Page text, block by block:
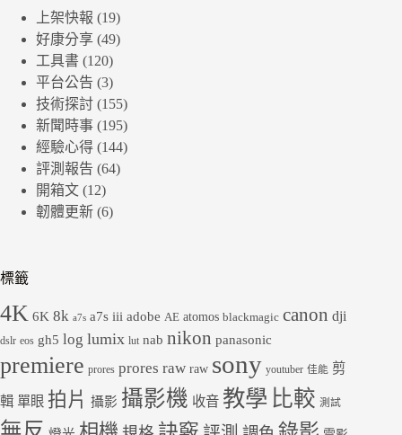
上架快報 (19)
好康分享 (49)
工具書 (120)
平台公告 (3)
技術探討 (155)
新聞時事 (195)
經驗心得 (144)
評測報告 (64)
開箱文 (12)
韌體更新 (6)
標籤
4K 6K 8k a7s a7s iii adobe AE atomos blackmagic canon dji
dslr eos gh5 log lumix lut nab nikon panasonic
premiere prores prores raw raw sony youtuber 佳能 剪
輯 單眼 拍片 攝影 攝影機 收音 教學 比較 測試